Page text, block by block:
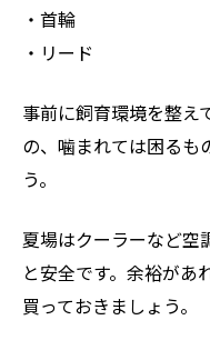
・首輪
・リード
事前に飼育環境を整え
の、噛まれては困るも
う。
夏場はクーラーなど空
と安全です。余裕があ
買っておきましょう。